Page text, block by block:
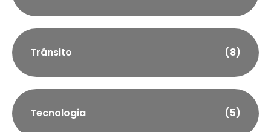
Trânsito (8)
Tecnologia (5)